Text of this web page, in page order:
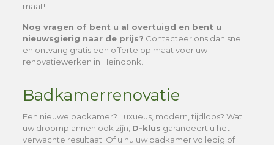
maat!
Nog vragen of bent u al overtuigd en bent u
nieuwsgierig naar de prijs? Contacteer ons dan snel
en ontvang gratis een offerte op maat voor uw
renovatiewerken in Heindonk.
Badkamerrenovatie
Een nieuwe badkamer? Luxueus, modern, tijdloos? Wat
uw droomplannen ook zijn, D-klus garandeert u het
verwachte resultaat. Of u nu uw badkamer volledig of